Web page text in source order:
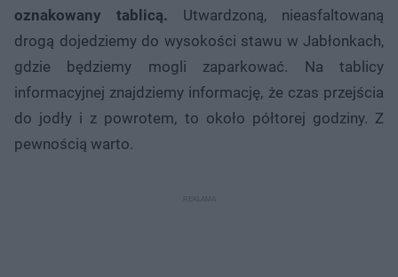
oznakowany tablicą. Utwardzoną, nieasfaltowaną
drogą dojedziemy do wysokości stawu w Jabłonkach,
gdzie będziemy mogli zaparkować. Na tablicy
informacyjnej znajdziemy informację, że czas przejścia
do jodły i z powrotem, to około półtorej godziny. Z
pewnością warto.